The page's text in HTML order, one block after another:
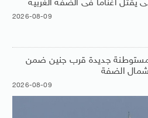
يقتل أغناما فى الضفة الغربية
2026-08-09
جديدة قرب جنين ضمن
الضفة
2026-08-09